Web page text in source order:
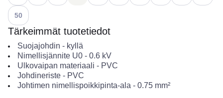
Katso käytettävissä olevat vaihtoehdot
50
Tärkeimmät tuotetiedot
Suojajohdin - kyllä
Nimellisjännite U0- 0.6 kV
Ulkovaipan materiaali - PVC
Johdineriste- PVC
Johtimen nimellispoikkipinta-ala - 0.75 mm²